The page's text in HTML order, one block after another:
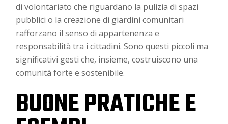
di volontariato che riguardano la pulizia di spazi
pubblici o la creazione di giardini comunitari
rafforzano il senso di appartenenza e
responsabilità tra i cittadini. Sono questi piccoli ma
significativi gesti che, insieme, costruiscono una
comunità forte e sostenibile.
BUONE PRATICHE E